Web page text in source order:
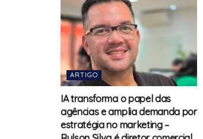
ARTIGO
IA transforma o papel das
agências e amplia demanda por
estratégia no marketing –